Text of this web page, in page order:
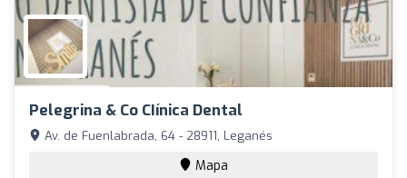
Pelegrina & Co CIínica Dental
Av. de Fuenlabrada, 64 - 28911, Leganés
Mapa